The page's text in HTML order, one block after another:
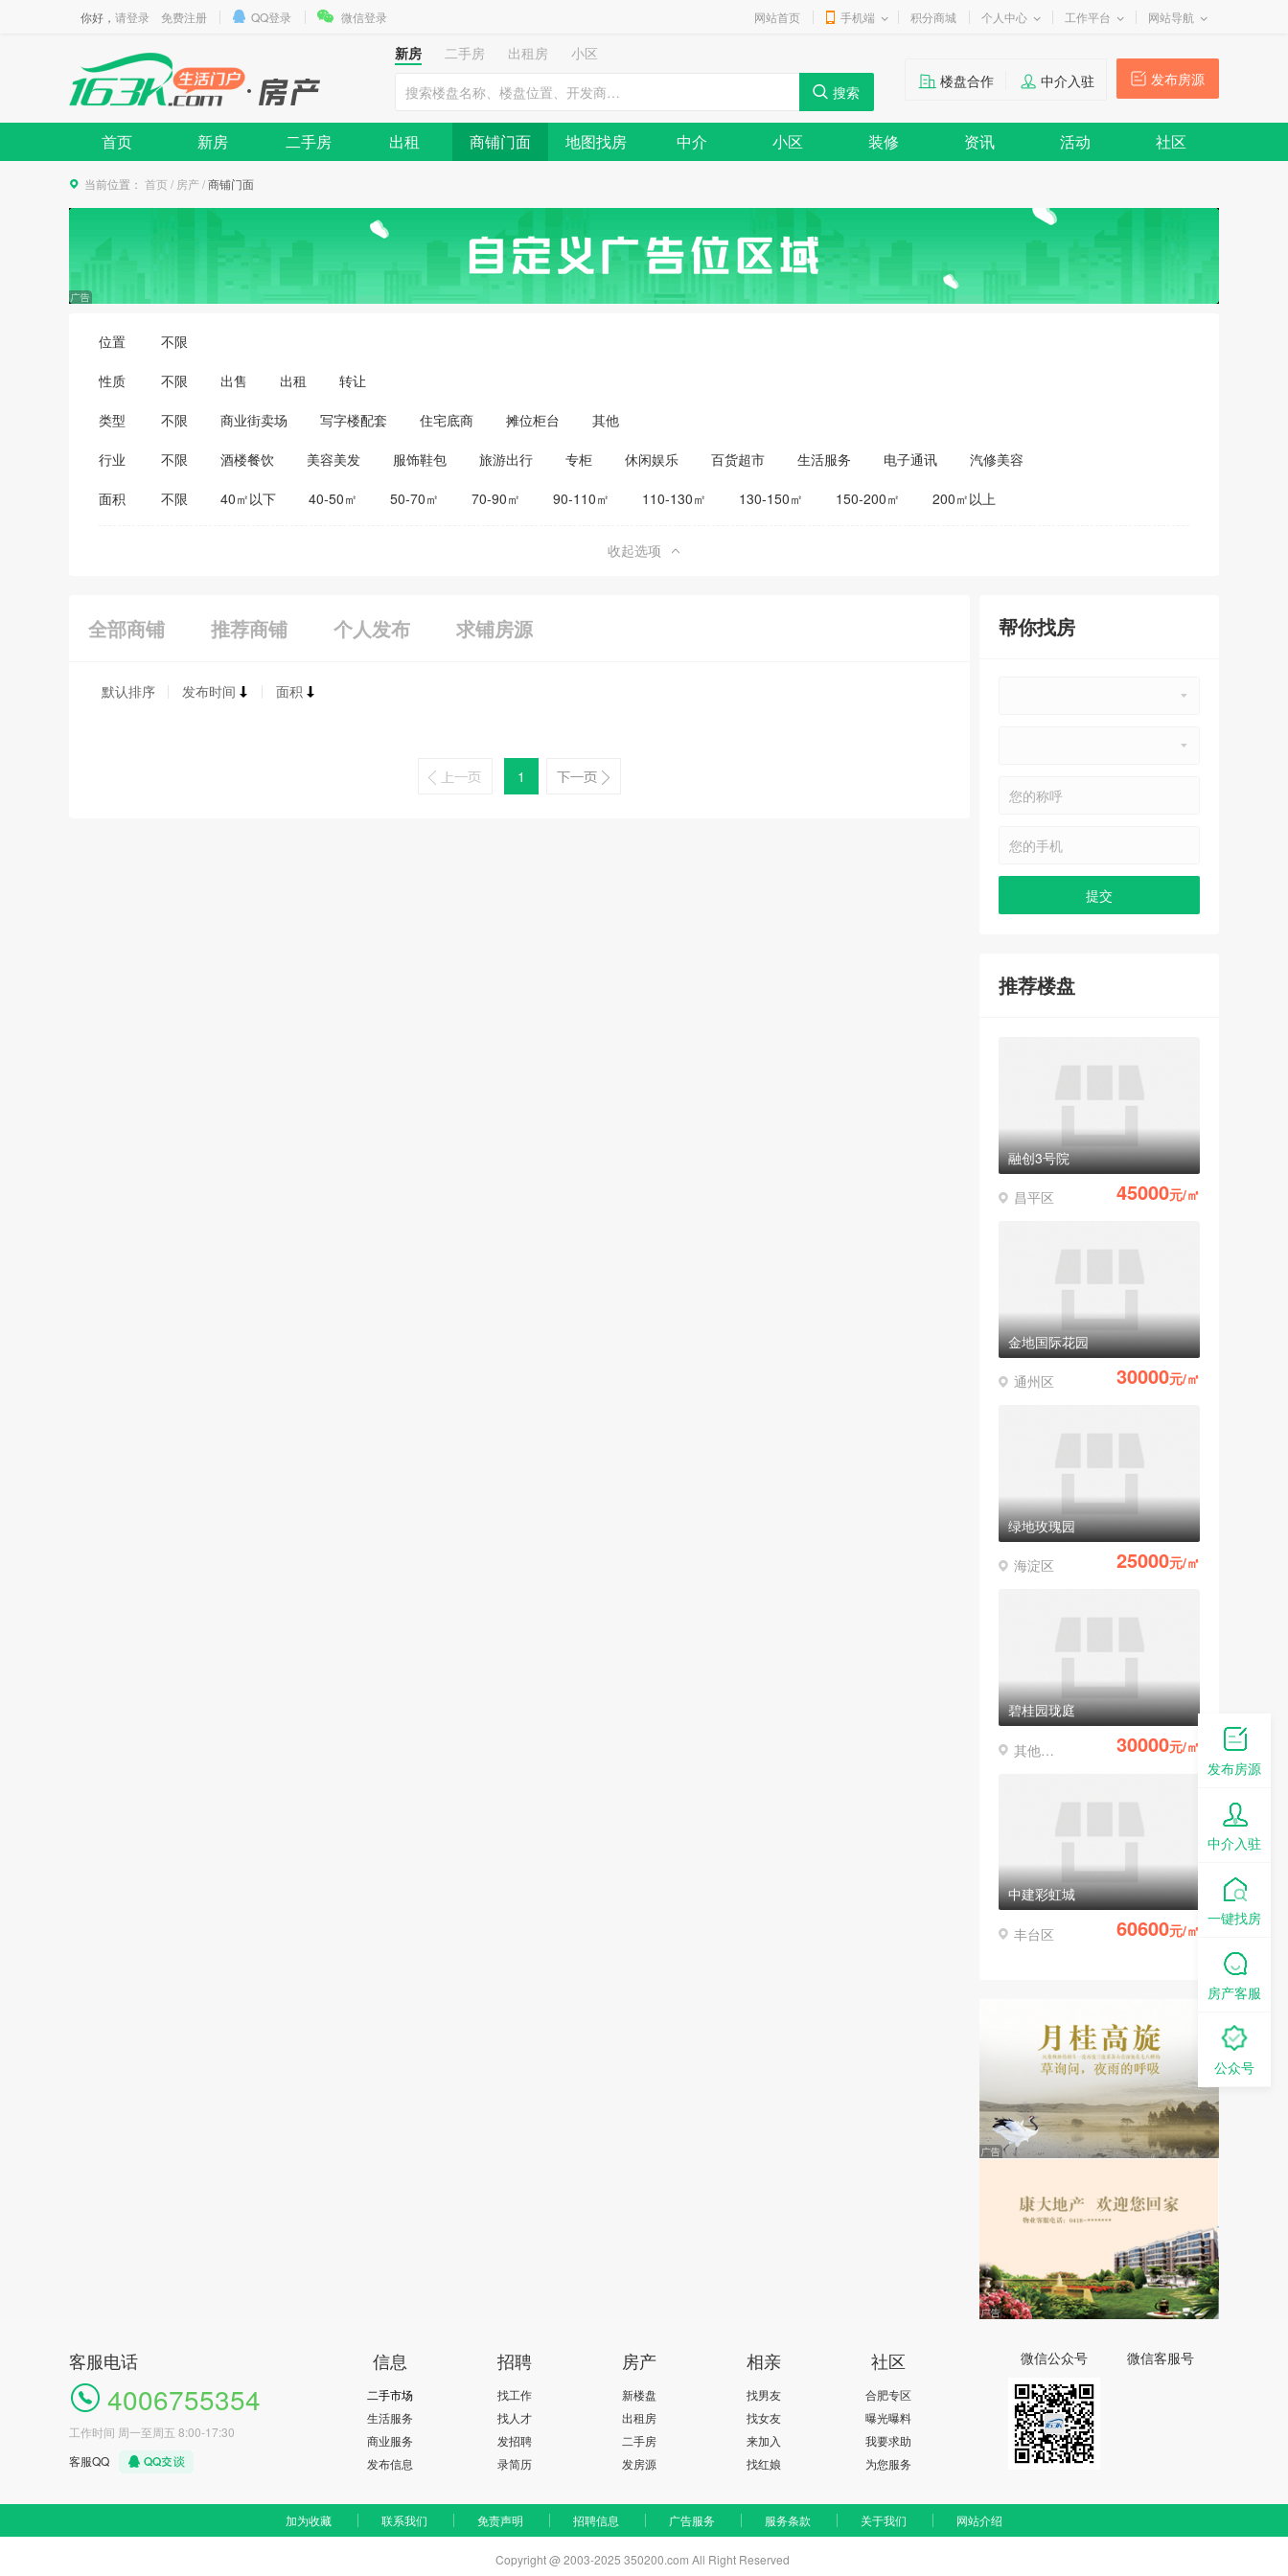
你好， 请登录 免费注册 QQ登录 微信登录 网站首页 手机端 积分商城 个人中心 工作平台 网站导航
新房 二手房 出租房
小区
发布房源
楼盘合作 中介入驻
首页 新房 二手房 出租 商铺门面 地图找房 中介 小区 装修 资讯 活动 社区
当前位置： 首页 / 房产/商铺门面
位置 不限
性质 不限 出售 出租 转让
类型 不限 商业街卖场 写字楼配套 住宅底商 摊位柜台 其他
行业 不限 酒楼餐饮 美容美发 服饰鞋包 旅游出行 专柜 休闲娱乐 百货超市 生活服务 电子通讯
汽修美容
医药保健
家居建材
面积 不限 40㎡以下 40-50㎡ 50-70㎡ 70-90㎡ 90-110㎡ 110-130㎡ 130-150㎡ 150-200㎡ 200㎡以上
收起选项
全部商铺 推荐商铺 个人发布 求铺房源
默认排序 发布时间 面积
1
帮你找房
推荐楼盘
融创3号院
昌平区 45000元/㎡
金地国际花园
通州区 30000元/㎡
绿地玫瑰园
海淀区 25000元/㎡
碧桂园珑庭
其他区县 30000元/㎡
中建彩虹城
丰台区 60600元/㎡
客服电话
4006755354
工作时间 周一至周五 8:00-17:30
客服QQ
信息
二手市场
生活服务
商业服务
发布信息
招聘
找工作
找人才
发招聘
录简历
房产
新楼盘
出租房
二手房
发房源
相亲
找男友
找女友
来加入
找红娘
社区
合肥专区
曝光曝料
我要求助
为您服务
微信公众号 微信客服号
加为收藏 联系我们 免责声明 招聘信息 广告服务 服务条款 关于我们 网站介绍
Copyright @ 2003-2025 350200.com All Right Reserved
发布房源
中介入驻
一键找房
房产客服
公众号